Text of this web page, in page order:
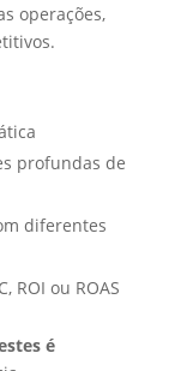
operações,
profundas de
diferentes
ROI ou ROAS
é